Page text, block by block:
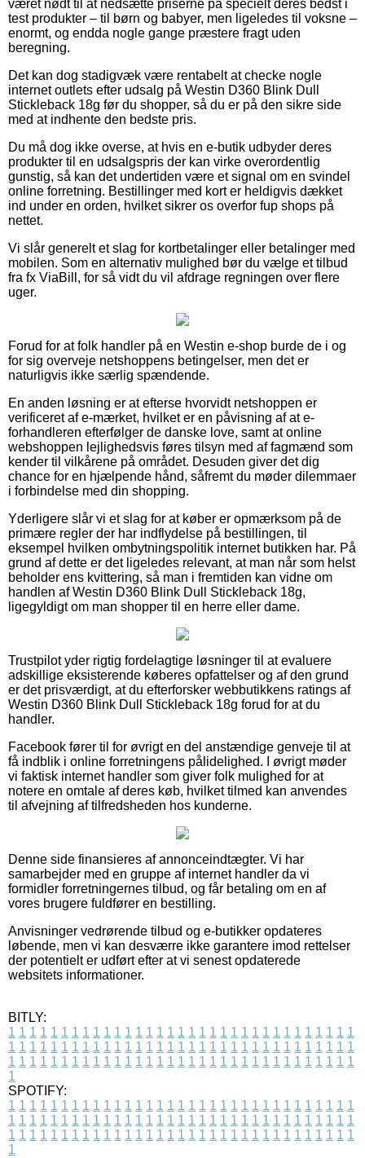
været nødt til at nedsætte priserne på specielt deres bedst i
test produkter – til børn og babyer, men ligeledes til voksne –
enormt, og endda nogle gange præstere fragt uden
beregning.
Det kan dog stadigvæk være rentabelt at checke nogle
internet outlets efter udsalg på Westin D360 Blink Dull
Stickleback 18g før du shopper, så du er på den sikre side
med at indhente den bedste pris.
Du må dog ikke overse, at hvis en e-butik udbyder deres
produkter til en udsalgspris der kan virke overordentlig
gunstig, så kan det undertiden være et signal om en svindel
online forretning. Bestillinger med kort er heldigvis dækket
ind under en orden, hvilket sikrer os overfor fup shops på
nettet.
Vi slår generelt et slag for kortbetalinger eller betalinger med
mobilen. Som en alternativ mulighed bør du vælge et tilbud
fra fx ViaBill, for så vidt du vil afdrage regningen over flere
uger.
Forud for at folk handler på en Westin e-shop burde de i og
for sig overveje netshoppens betingelser, men det er
naturligvis ikke særlig spændende.
En anden løsning er at efterse hvorvidt netshoppen er
verificeret af e-mærket, hvilket er en påvisning af at e-
forhandleren efterfølger de danske love, samt at online
webshoppen lejlighedsvis føres tilsyn med af fagmænd som
kender til vilkårene på området. Desuden giver det dig
chance for en hjælpende hånd, såfremt du møder dilemmaer
i forbindelse med din shopping.
Yderligere slår vi et slag for at køber er opmærksom på de
primære regler der har indflydelse på bestillingen, til
eksempel hvilken ombytningspolitik internet butikken har. På
grund af dette er det ligeledes relevant, at man når som helst
beholder ens kvittering, så man i fremtiden kan vidne om
handlen af Westin D360 Blink Dull Stickleback 18g,
ligegyldigt om man shopper til en herre eller dame.
Trustpilot yder rigtig fordelagtige løsninger til at evaluere
adskillige eksisterende køberes opfattelser og af den grund
er det prisværdigt, at du efterforsker webbutikkens ratings af
Westin D360 Blink Dull Stickleback 18g forud for at du
handler.
Facebook fører til for øvrigt en del anstændige genveje til at
få indblik i online forretningens pålidelighed. I øvrigt møder
vi faktisk internet handler som giver folk mulighed for at
notere en omtale af deres køb, hvilket tilmed kan anvendes
til afvejning af tilfredsheden hos kunderne.
Denne side finansieres af annonceindtægter. Vi har
samarbejder med en gruppe af internet handler da vi
formidler forretningernes tilbud, og får betaling om en af
vores brugere fuldfører en bestilling.
Anvisninger vedrørende tilbud og e-butikker opdateres
løbende, men vi kan desværre ikke garantere imod rettelser
der potentielt er udført efter at vi senest opdaterede
websitets informationer.
BITLY:
1 1 1 1 1 1 1 1 1 1 1 1 1 1 1 1 1 1 1 1 1 1 1 1 1 1 1 1 1 1 1 1 1
1 1 1 1 1 1 1 1 1 1 1 1 1 1 1 1 1 1 1 1 1 1 1 1 1 1 1 1 1 1 1 1 1
1 1 1 1 1 1 1 1 1 1 1 1 1 1 1 1 1 1 1 1 1 1 1 1 1 1 1 1 1 1 1 1 1
1
SPOTIFY:
1 1 1 1 1 1 1 1 1 1 1 1 1 1 1 1 1 1 1 1 1 1 1 1 1 1 1 1 1 1 1 1 1
1 1 1 1 1 1 1 1 1 1 1 1 1 1 1 1 1 1 1 1 1 1 1 1 1 1 1 1 1 1 1 1 1
1 1 1 1 1 1 1 1 1 1 1 1 1 1 1 1 1 1 1 1 1 1 1 1 1 1 1 1 1 1 1 1 1
1